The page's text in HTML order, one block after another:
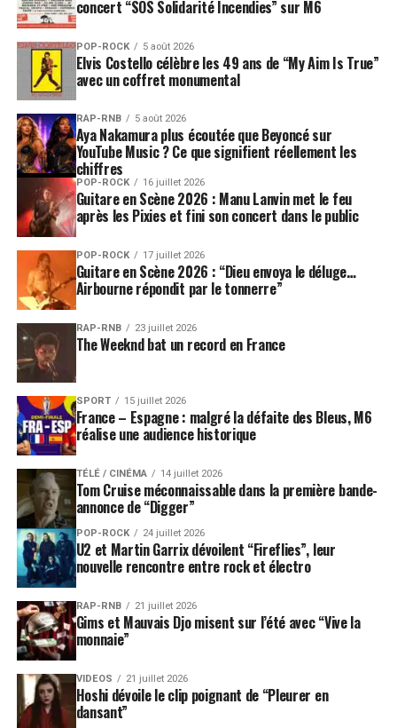
SUJETS ASSOCIÉS:
NICK CAVE
NICK CAVE AND THE BAD SEEDS
concert “SOS Solidarité Incendies” sur M6
POP-ROCK 5 août 2026
Elvis Costello célèbre les 49 ans de “My Aim Is True”
avec un coffret monumental
RAP-RNB 5 août 2026
Aya Nakamura plus écoutée que Beyoncé sur
YouTube Music ? Ce que signifient réellement les
chiffres
POP-ROCK 16 juillet 2026
Guitare en Scène 2026 : Manu Lanvin met le feu
après les Pixies et fini son concert dans le public
POP-ROCK 17 juillet 2026
Guitare en Scène 2026 : “Dieu envoya le déluge…
Airbourne répondit par le tonnerre”
RAP-RNB 23 juillet 2026
The Weeknd bat un record en France
SPORT 15 juillet 2026
France – Espagne : malgré la défaite des Bleus, M6
réalise une audience historique
TÉLÉ / CINÉMA 14 juillet 2026
Tom Cruise méconnaissable dans la première bande-
annonce de “Digger”
POP-ROCK 24 juillet 2026
U2 et Martin Garrix dévoilent “Fireflies”, leur
nouvelle rencontre entre rock et électro
RAP-RNB 21 juillet 2026
Gims et Mauvais Djo misent sur l’été avec “Vive la
monnaie”
VIDEOS 21 juillet 2026
Hoshi dévoile le clip poignant de “Pleurer en
dansant”